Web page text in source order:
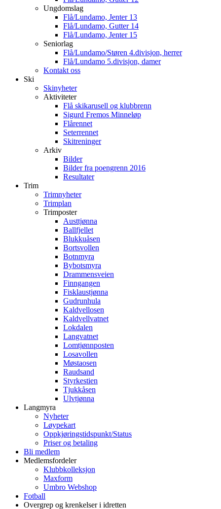
Ungdomslag
Flå/Lundamo, Jenter 13
Flå/Lundamo, Gutter 14
Flå/Lundamo, Jenter 15
Seniorlag
Flå/Lundamo/Støren 4.divisjon, herrer
Flå/Lundamo 5.divisjon, damer
Kontakt oss
Ski
Skinyheter
Aktiviteter
Flå skikarusell og klubbrenn
Sigurd Fremos Minneløp
Flårennet
Seterrennet
Skitreninger
Arkiv
Bilder
Bilder fra poengrenn 2016
Resultater
Trim
Trimnyheter
Trimplan
Trimposter
Austtjønna
Ballfjellet
Blukkuåsen
Bortsvollen
Botnmyra
Bybotsmyra
Drammensveien
Finngangen
Fisklaustjønna
Gudrunhula
Kaldvellosen
Kaldvellvatnet
Lokdalen
Langvatnet
Lomtjønnposten
Losavollen
Møstaosen
Raudsand
Styrkestien
Tjukkåsen
Ulvtjønna
Langmyra
Nyheter
Løypekart
Oppkjøringstidspunkt/Status
Priser og betaling
Bli medlem
Medlemsfordeler
Klubbkolleksjon
Maxform
Umbro Webshop
Fotball
Overgrep og krenkelser i idretten